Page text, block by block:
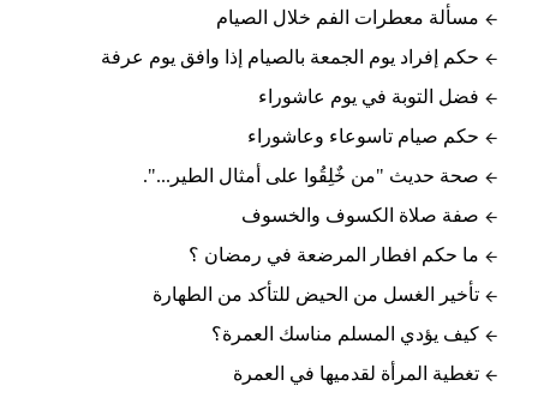
مسألة معطرات الفم خلال الصيام
حكم إفراد يوم الجمعة بالصيام إذا وافق يوم عرفة
فضل التوبة في يوم عاشوراء
حكم صيام تاسوعاء وعاشوراء
صحة حديث "من خٌلِقُوا على أمثال الطير...".
صفة صلاة الكسوف والخسوف
ما حكم افطار المرضعة في رمضان ؟
تأخير الغسل من الحيض للتأكد من الطهارة
كيف يؤدي المسلم مناسك العمرة؟
تغطية المرأة لقدميها في العمرة